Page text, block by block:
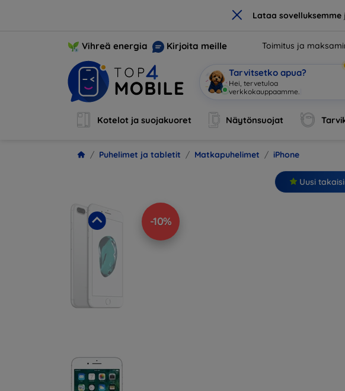
× Lataa sovelluksemme
Vihreä energia Kirjoita meille Toimitus ja
Tarvitsetko apua?
O|
Kotelot ja suojakuoret Näytönsuojat
Puhelimet ja tabletit Matkapuhelimet iPhone
Uusi
-10%